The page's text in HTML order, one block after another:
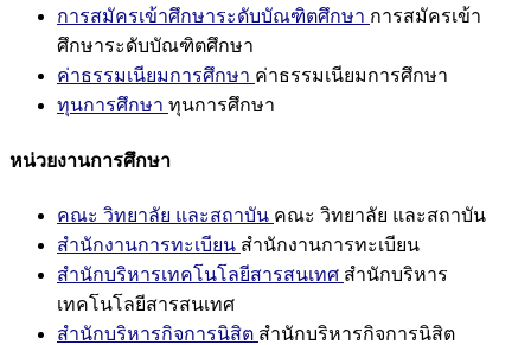
การสมัครเข้าศึกษาระดับบัณฑิตศึกษา การสมัครเข้า
ศึกษาระดับบัณฑิตศึกษา
ค่าธรรมเนียมการศึกษา ค่าธรรมเนียมการศึกษา
ทุนการศึกษา ทุนการศึกษา
หน่วยงานการศึกษา
คณะ วิทยาลัย และสถาบัน คณะ วิทยาลัย และสถาบัน
สำนักงานการทะเบียน สำนักงานการทะเบียน
สำนักบริหารเทคโนโลยีสารสนเทศ สำนักบริหาร
เทคโนโลยีสารสนเทศ
สำนักบริหารกิจการนิสิต สำนักบริหารกิจการนิสิต